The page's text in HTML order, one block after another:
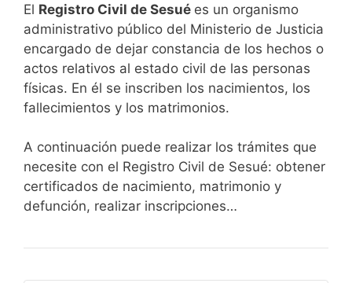
El Registro Civil de Sesué es un organismo
administrativo público del Ministerio de Justicia
encargado de dejar constancia de los hechos o
actos relativos al estado civil de las personas
físicas. En él se inscriben los nacimientos, los
fallecimientos y los matrimonios.
A continuación puede realizar los trámites que
necesite con el Registro Civil de Sesué: obtener
certificados de nacimiento, matrimonio y
defunción, realizar inscripciones…